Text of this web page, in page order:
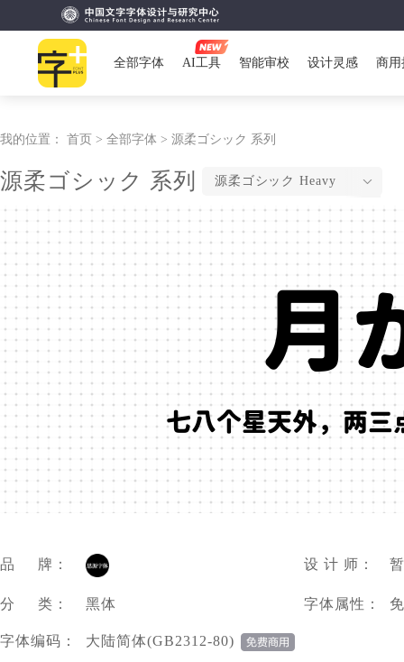
全部字体 AI工具 智能审校 设计灵感 商用
我的位置： 首页 > 全部字体 > 源柔ゴシック 系列
源柔ゴシック 系列 源柔ゴシック Heavy
月
七八个星天外，两
品 牌： 设 计 师：
分 类： 黑体 字体属性：
字体编码： 大陆简体(GB2312-80)